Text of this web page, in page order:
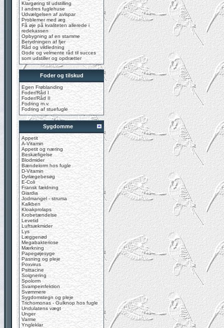
Klargøring til udstilling
I andres fuglehuse
Udvælgelsen af avlspar
Problemer med æg
Få øje på kvaliteten allerede i
redekassen
Opbygning af en stamme
Betydningen af fjer
Råd og vildledning
Gode og velmente råd til succes
som udstiller og opdrætter
Foder og tilskud
Egen Frøblanding
Foder/Råd I
Foder/Råd II
Fodring m.v.
Fodring af stuefugle
Sygdomme
Appetit
A-Vitamin
Appetit og næring
Beskæfigelse
Blodmider
Bændelorm hos fugle
D-Vitamin
Dyrlægebesøg
E-Coli
Fransk fældning
Giardia
Jodmangel - struma
Kalkben
Kloakprolaps
Krobetændelse
Levetid
Luftsækmider
Lys
Læggenød
Megabakteriose
Mærkning
Papegøjesyge
Pasning og pleje
Poxvirus
Psittacine
Soignering
Spolorm
Svampeinfektion
Svømmere
Sygdomstegn og pleje
Trichomonas - Gulknop hos fugle
Undulatens vægt
Unger
Varme
Yngleklar